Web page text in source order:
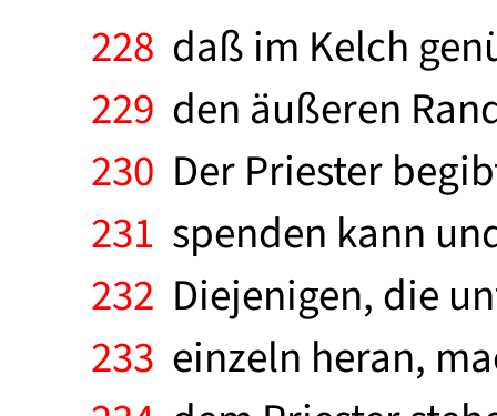
228 daß im Kelch
229 den äußeren
230 Der Priester
231 spenden kann
232 Diejenigen, die
233 einzeln heran,